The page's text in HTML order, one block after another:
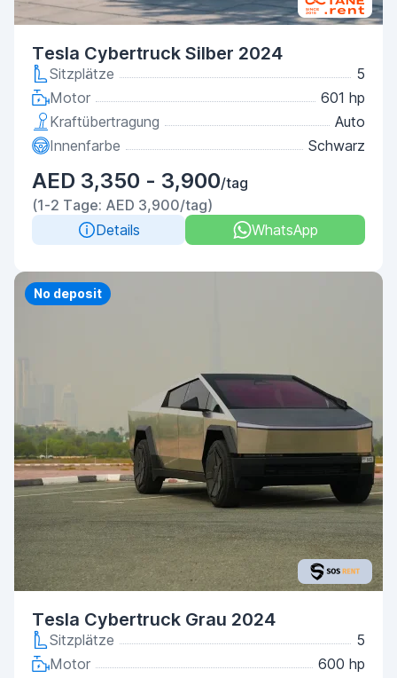
Tesla Cybertruck Silber 2024
Sitzplätze
5
Motor
601 hp
Kraftübertragung
Auto
Innenfarbe
Schwarz
AED 3,350 - 3,900/tag
(1-2 Tage: AED 3,900/tag)
Details
WhatsApp
No deposit
Tesla Cybertruck Grau 2024
Sitzplätze
5
Motor
600 hp